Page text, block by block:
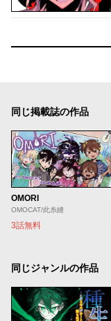
同じ掲載誌の作品
OMORI
OMOCAT/此糸縫
3話無料
同じジャンルの作品